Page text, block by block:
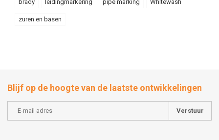
brady leidingmarkering pipe marking Whitewash
zuren en basen
Blijf op de hoogte van de laatste ontwikkelingen
Verstuur